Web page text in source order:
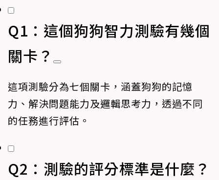
Q1：這個狗狗智力測驗有幾個
關卡？
這項測驗分為七個關卡，涵蓋狗狗的記憶
力、解決問題能力及邏輯思考力，透過不同
的任務進行評估。
Q2：測驗的評分標準是什麼？